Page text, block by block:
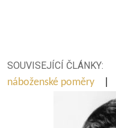
SOUVISEJÍCÍ ČLÁNKY:
náboženské poměry